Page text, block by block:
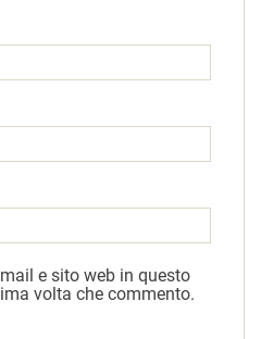
e sito web in questo
volta che commento.